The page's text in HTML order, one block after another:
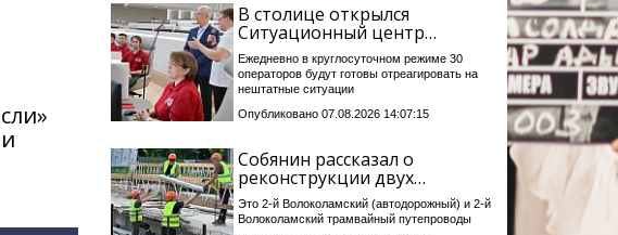
В столице открылся
Ситуационный центр…
Ежедневно в круглосуточном режиме 30
операторов будут готовы отреагировать на
нештатные ситуации
Опубликовано 07.08.2026 14:07:15
Собянин рассказал о
реконструкции двух…
Это 2-й Волоколамский (автодорожный) и 2-й
Волоколамский трамвайный путепроводы